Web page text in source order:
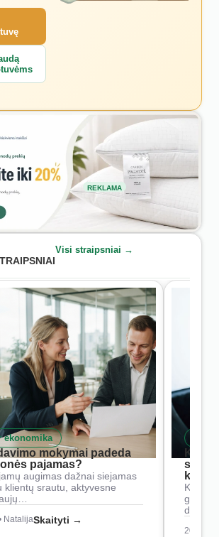
REKLAMA
Visi straipsniai →
ekonomika
mokymai padeda
pajamas?
augimas dažnai siejamas
klientų srautu, aktyvesne
NatalijaSkaityti →
Kaip
2026-